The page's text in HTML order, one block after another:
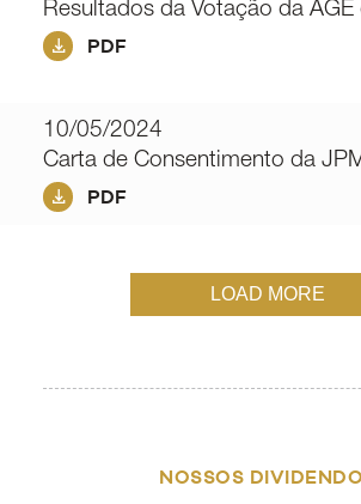
Resultados da Votação da
PDF
10/05/2024
Carta de Consentimento da
PDF
LOAD MORE
NOSSOS